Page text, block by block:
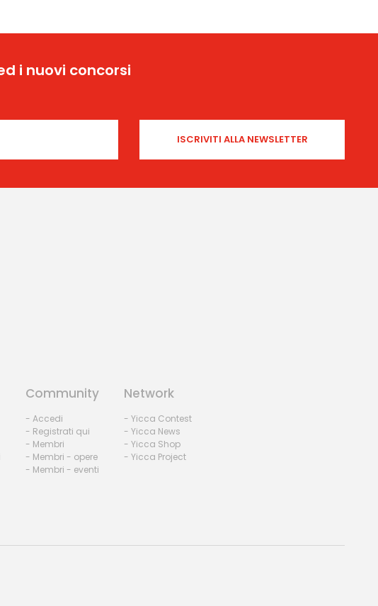
i nuovi concorsi
Community
- Accedi
- Registrati qui
- Membri
- Membri - opere
- Membri - eventi
Network
- Yicca Contest
- Yicca News
- Yicca Shop
- Yicca Project